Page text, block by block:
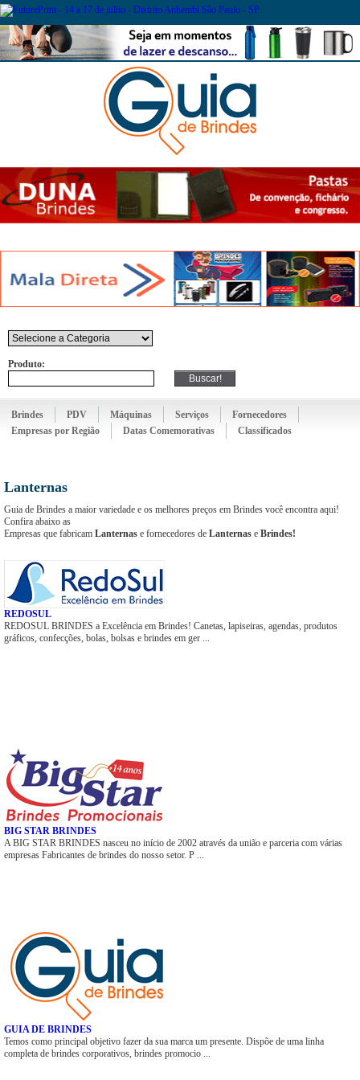
Produto:
Brindes PDV Máquinas Serviços
Fornecedores
Empresas por Região
Datas Comemorativas Classificados
Lanternas
Guia de Brindes a maior variedade e os melhores preços em Brindes você encontra aqui!
Confira abaixo as
Empresas que fabricam Lanternas e fornecedores de Lanternas e Brindes!
REDOSUL
REDOSUL BRINDES a Excelência em Brindes! Canetas, lapiseiras, agendas, produtos
gráficos, confecções, bolas, bolsas e brindes em ger ...
BIG STAR BRINDES
A BIG STAR BRINDES nasceu no início de 2002 através da união e parceria com várias
empresas Fabricantes de brindes do nosso setor. P ...
GUIA DE BRINDES
Temos como principal objetivo fazer da sua marca um presente. Dispõe de uma linha
completa de brindes corporativos, brindes promocio ...